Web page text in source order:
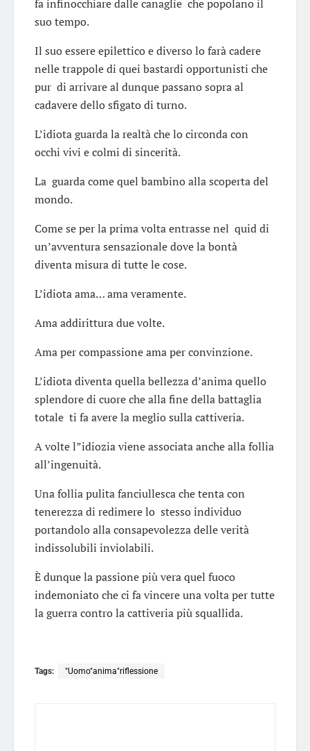
fa infinocchiare dalle canaglie che popolano il
suo tempo.
Il suo essere epilettico e diverso lo farà cadere
nelle trappole di quei bastardi opportunisti che
pur di arrivare al dunque passano sopra al
cadavere dello sfigato di turno.
L’idiota guarda la realtà che lo circonda con
occhi vivi e colmi di sincerità.
La guarda come quel bambino alla scoperta del
mondo.
Come se per la prima volta entrasse nel quid di
un’avventura sensazionale dove la bontà
diventa misura di tutte le cose.
L’idiota ama… ama veramente.
Ama addirittura due volte.
Ama per compassione ama per convinzione.
L’idiota diventa quella bellezza d’anima quello
splendore di cuore che alla fine della battaglia
totale ti fa avere la meglio sulla cattiveria.
A volte l”idiozia viene associata anche alla follia
all’ingenuità.
Una follia pulita fanciullesca che tenta con
tenerezza di redimere lo stesso individuo
portandolo alla consapevolezza delle verità
indissolubili inviolabili.
È dunque la passione più vera quel fuoco
indemoniato che ci fa vincere una volta per tutte
la guerra contro la cattiveria più squallida.
Tags: "Uomo"anima"riflessione